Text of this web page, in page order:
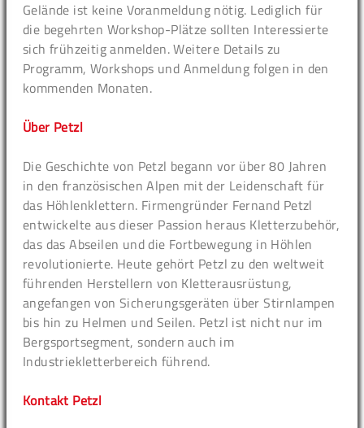
Gelände ist keine Voranmeldung nötig. Lediglich für
die begehrten Workshop-Plätze sollten Interessierte
sich frühzeitig anmelden. Weitere Details zu
Programm, Workshops und Anmeldung folgen in den
kommenden Monaten.
Über Petzl
Die Geschichte von Petzl begann vor über 80 Jahren
in den französischen Alpen mit der Leidenschaft für
das Höhlenklettern. Firmengründer Fernand Petzl
entwickelte aus dieser Passion heraus Kletterzubehör,
das das Abseilen und die Fortbewegung in Höhlen
revolutionierte. Heute gehört Petzl zu den weltweit
führenden Herstellern von Kletterausrüstung,
angefangen von Sicherungsgeräten über Stirnlampen
bis hin zu Helmen und Seilen. Petzl ist nicht nur im
Bergsportsegment, sondern auch im
Industriekletterbereich führend.
Kontakt Petzl